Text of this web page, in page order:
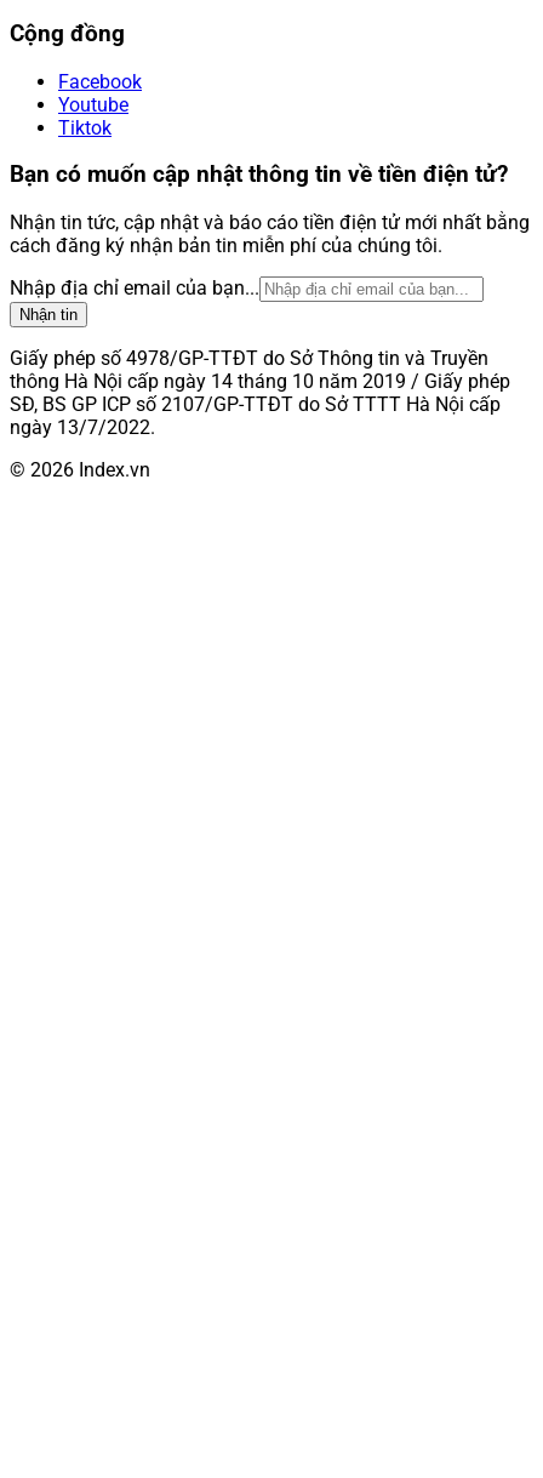
Cộng đồng
Facebook
Youtube
Tiktok
Bạn có muốn cập nhật thông tin về tiền điện tử?
Nhận tin tức, cập nhật và báo cáo tiền điện tử mới nhất bằng
cách đăng ký nhận bản tin miễn phí của chúng tôi.
Nhập địa chỉ email của bạn...
Nhận tin
Giấy phép số 4978/GP-TTĐT do Sở Thông tin và Truyền
thông Hà Nội cấp ngày 14 tháng 10 năm 2019 / Giấy phép
SĐ, BS GP ICP số 2107/GP-TTĐT do Sở TTTT Hà Nội cấp
ngày 13/7/2022.
© 2026 Index.vn